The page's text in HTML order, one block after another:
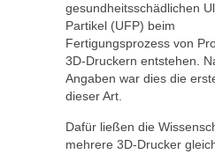
gesundheitsschädlichen
Partikel (UFP) beim
Fertigungsprozess von
3D-Druckern entstehen.
Angaben war dies die
dieser Art.
Dafür ließen die
mehrere 3D-Drucker